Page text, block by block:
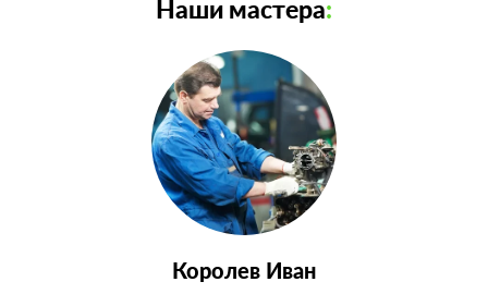
Наши мастера:
Королев Иван